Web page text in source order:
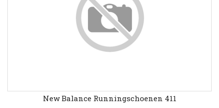
New Balance Runningschoenen 411